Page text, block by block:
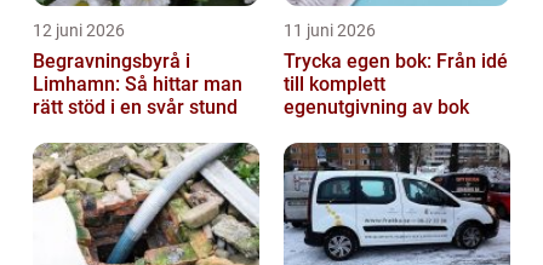
12 juni 2026
Begravningsbyrå i
Limhamn: Så hittar man
rätt stöd i en svår stund
11 juni 2026
Trycka egen bok: Från idé
till komplett
egenutgivning av bok